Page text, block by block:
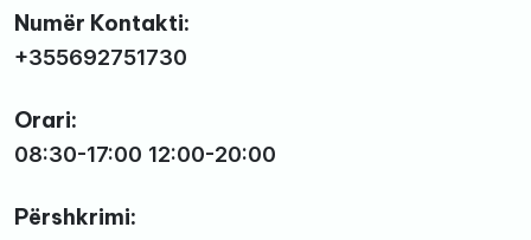
Numër Kontakti:
+355692751730
Orari:
08:30-17:00 12:00-20:00
Përshkrimi: